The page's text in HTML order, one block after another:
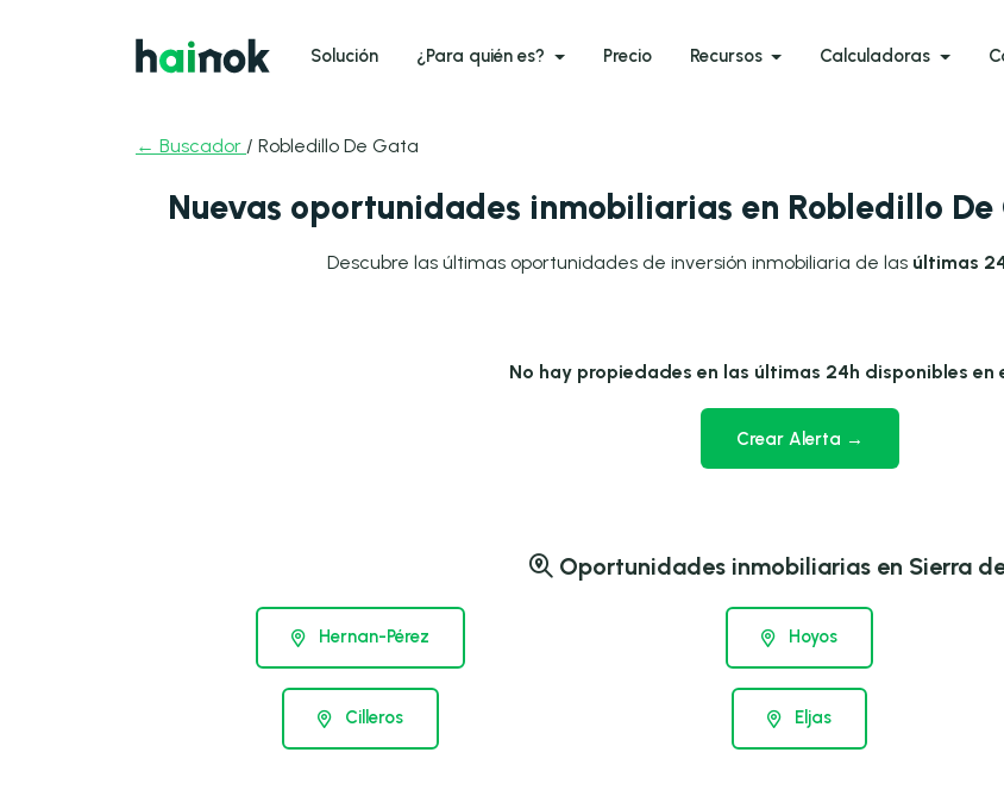
Solución ¿Para quién es? Precio Recursos Calculadoras
← Buscador / Robledillo De Gata
Nuevas oportunidades inmobiliarias en Robledillo
Descubre las últimas oportunidades de inversión inmobiliaria de las últimas
No hay propiedades en las últimas 24h disponibles en
Crear Alerta →
Oportunidades inmobiliarias en Sierra
Hernan-Pérez Hoyos
Cilleros Eljas